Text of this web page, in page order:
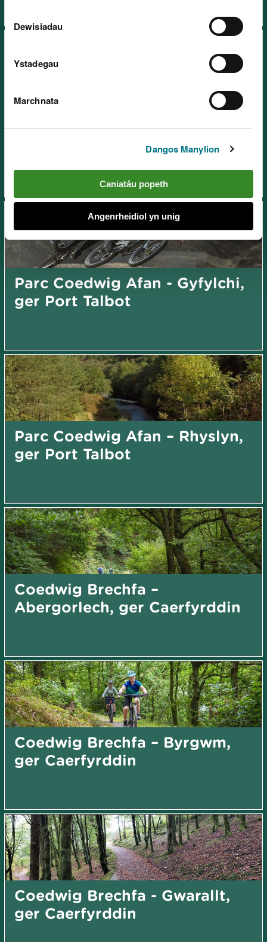
Dewisiadau
Ystadegau
Marchnata
Dangos Manylion
Caniatáu popeth
Angenrheidiol yn unig
Parc Coedwig Afan – Canolfan
Beicio Mynydd Glyncorrwg,
Parc Coedwig Afan - Gyfylchi,
ger Port Talbot
Parc Coedwig Afan – Rhyslyn,
ger Port Talbot
Coedwig Brechfa –
Abergorlech, ger Caerfyrddin
Coedwig Brechfa – Byrgwm,
ger Caerfyrddin
Coedwig Brechfa - Gwarallt,
ger Caerfyrddin